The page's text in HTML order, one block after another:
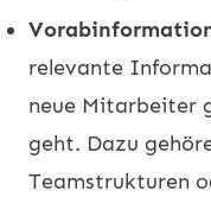
relevante
neue Mitarbeiter
geht. Dazu
Teamstrukturen